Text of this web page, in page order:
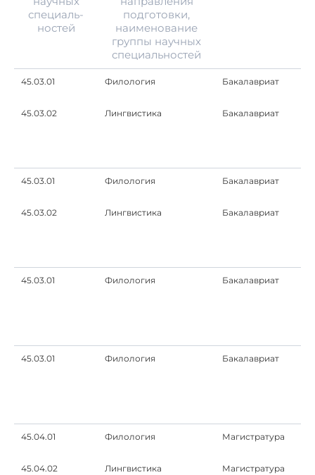
специаль-
ностей
подготовки,
наименование
группы научных
специальностей
45.03.01
45.03.02
Филология
Лингвистика
Бакалавриат
Бакалавриат
45.03.01
45.03.02
Филология
Лингвистика
Бакалавриат
Бакалавриат
45.03.01 Филология Бакалавриат
45.03.01 Филология Бакалавриат
45.04.01
45.04.02
Филология
Лингвистика
Магистратура
Магистратура